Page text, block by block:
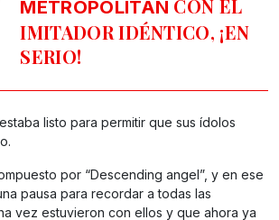
METROPÓLITAN CON EL
IMITADOR IDÉNTICO, ¡EN
SERIO!
listo para permitir que sus ídolos
por “Descending angel”, y en ese
pausa para recordar a todas las
vez estuvieron con ellos y que ahora ya